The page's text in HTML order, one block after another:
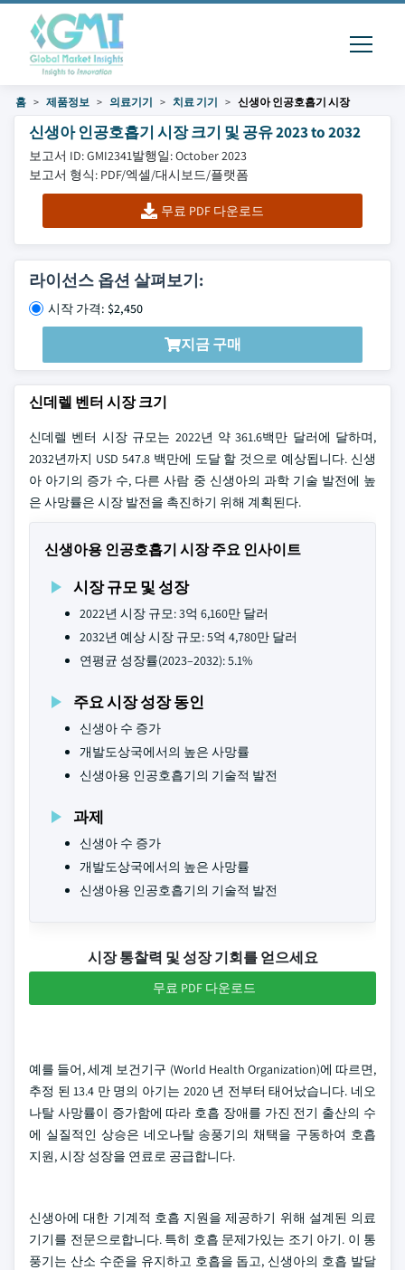
홈 제품정보 의료기기 치료 기기 신생아 인공호흡기 시장
신생아 인공호흡기 시장 크기 및 공유 2023 to 2032
보고서 ID: GMI2341발행일: October 2023
보고서 형식: PDF/엑셀/대시보드/플랫폼
무료 PDF 다운로드
라이선스 옵션 살펴보기:
시작 가격: $2,450
지금 구매
신데렐 벤터 시장 크기
신데렐 벤터 시장 규모는 2022년 약 361.6백만 달러에 달하며,
2032년까지 USD 547.8 백만에 도달 할 것으로 예상됩니다. 신생
아 아기의 증가 수, 다른 사람 중 신생아의 과학 기술 발전에 높
은 사망률은 시장 발전을 촉진하기 위해 계획된다.
신생아용 인공호흡기 시장 주요 인사이트
시장 규모 및 성장
2022년 시장 규모: 3억 6,160만 달러
2032년 예상 시장 규모: 5억 4,780만 달러
연평균 성장률(2023–2032): 5.1%
주요 시장 성장 동인
신생아 수 증가
개발도상국에서의 높은 사망률
신생아용 인공호흡기의 기술적 발전
과제
신생아 수 증가
개발도상국에서의 높은 사망률
신생아용 인공호흡기의 기술적 발전
시장 통찰력 및 성장 기회를 얻으세요
무료 PDF 다운로드
예를 들어, 세계 보건기구 (World Health Organization)에 따르면,
추정 된 13.4 만 명의 아기는 2020 년 전부터 태어났습니다. 네오
나탈 사망률이 증가함에 따라 호흡 장애를 가진 전기 출산의 수
에 실질적인 상승은 네오나탈 송풍기의 채택을 구동하여 호흡
지원, 시장 성장을 연료로 공급합니다.
신생아에 대한 기계적 호흡 지원을 제공하기 위해 설계된 의료
기기를 전문으로합니다. 특히 호흡 문제가있는 조기 아기. 이 통
풍기는 산소 수준을 유지하고 호흡을 돕고, 신생아의 호흡 발달